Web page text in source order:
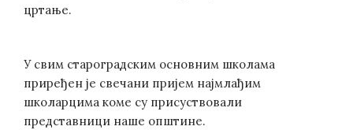
цртање.
У свим староградским основним школама
приређен је свечани пријем најмлађим
школарцима коме су присуствовали
представници наше општине.